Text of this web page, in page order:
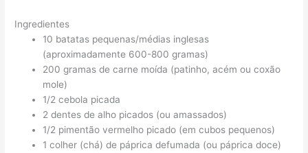
Ingredientes
10 batatas pequenas/médias inglesas
(aproximadamente 600-800 gramas)
200 gramas de carne moída (patinho, acém ou coxão
mole)
1/2 cebola picada
2 dentes de alho picados (ou amassados)
1/2 pimentão vermelho picado (em cubos pequenos)
1 colher (chá) de páprica defumada (ou páprica doce)